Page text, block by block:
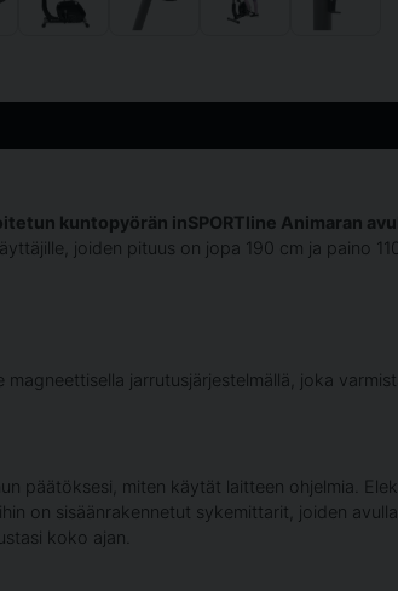
kuntopyörän inSPORTline Animaran
joiden pituus on jopa 190 cm ja paino
magneettisella jarrutusjärjestelmällä, joka
päätöksesi, miten käytät laitteen ohjelmia.
on sisäänrakennetut sykemittarit, joiden
koko ajan.